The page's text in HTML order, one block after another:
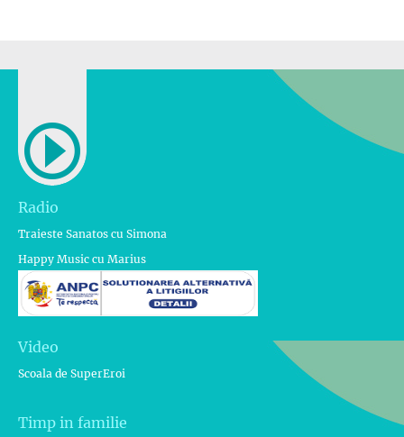
Radio
Traieste Sanatos cu Simona
Happy Music cu Marius
Video
Scoala de SuperEroi
Timp in familie